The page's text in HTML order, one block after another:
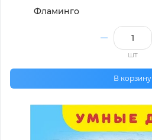
Фламинго
шт
В корзину